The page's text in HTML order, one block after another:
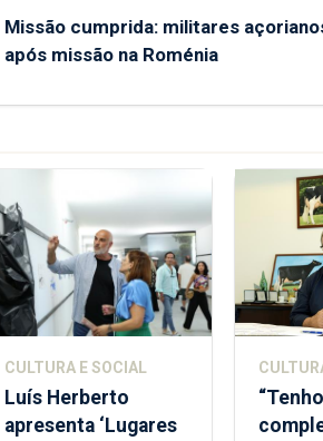
Missão cumprida: militares
após missão na Roménia
CULTURA E SOCIAL
Luís Herberto
apresenta ‘Lugares